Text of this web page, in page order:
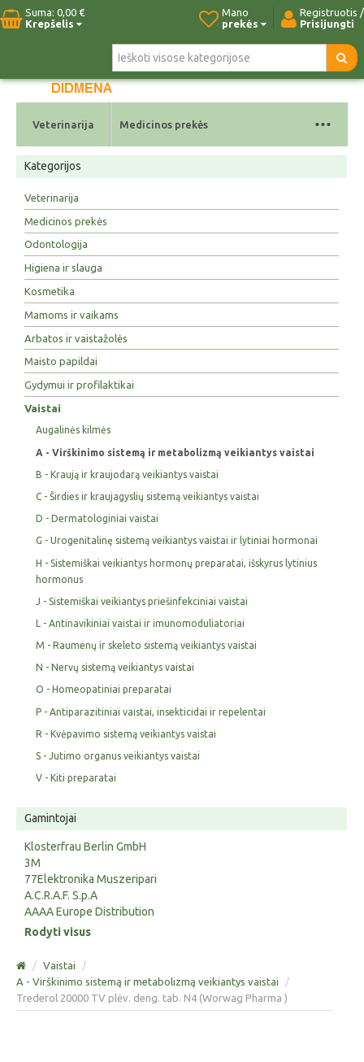
Suma: 0,00 €
Krepšelis
Registruotis /
Prisijungti
Mano
prekės
Pradžia Naujos prekės Kontaktai
Veterinarija Medicinos prekės ...
Kategorijos
Veterinarija
Medicinos prekės
Odontologija
Higiena ir slauga
Kosmetika
Mamoms ir vaikams
Arbatos ir vaistažolės
Maisto papildai
Gydymui ir profilaktikai
Vaistai
Augalinės kilmės
A - Virškinimo sistemą ir metabolizmą veikiantys vaistai
B - Kraują ir kraujodarą veikiantys vaistai
C - Širdies ir kraujagyslių sistemą veikiantys vaistai
D - Dermatologiniai vaistai
G - Urogenitalinę sistemą veikiantys vaistai ir lytiniai hormonai
H - Sistemiškai veikiantys hormonų preparatai, išskyrus lytinius
hormonus
J - Sistemiškai veikiantys priešinfekciniai vaistai
L - Antinavikiniai vaistai ir imunomoduliatoriai
M - Raumenų ir skeleto sistemą veikiantys vaistai
N - Nervų sistemą veikiantys vaistai
O - Homeopatiniai preparatai
P - Antiparazitiniai vaistai, insekticidai ir repelentai
R - Kvėpavimo sistemą veikiantys vaistai
S - Jutimo organus veikiantys vaistai
V - Kiti preparatai
Gamintojai
Klosterfrau Berlin GmbH
3M
77Elektronika Muszeripari
A.C.R.A.F. S.p.A
AAAA Europe Distribution
Rodyti visus
/ Vaistai
/
A - Virškinimo sistemą ir metabolizmą veikiantys vaistai
/
Trederol 20000 TV plėv. deng. tab. N4 (Worwag Pharma )